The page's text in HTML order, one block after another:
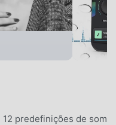
predefinições de som